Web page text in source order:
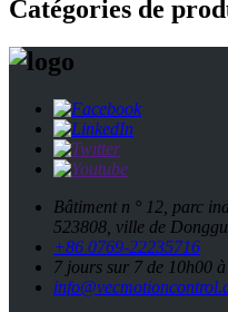
Catégories de
Bâtiment n ° 12, parc
523808, ville de
+86 0769-22235716
7 jours sur 7 de 10h00